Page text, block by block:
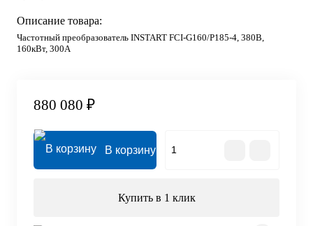
Описание товара:
Частотный преобразователь INSTART FCI-G160/P185-4, 380В,
160кВт, 300А
880 080 ₽
В корзину
Купить в 1 клик